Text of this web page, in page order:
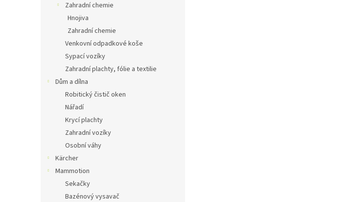
Zahradní chemie
Hnojiva
Zahradní chemie
Venkovní odpadkové koše
Sypací vozíky
Zahradní plachty, fólie a textilie
Dům a dílna
Robitický čistič oken
Nářadí
Krycí plachty
Zahradní vozíky
Osobní váhy
Kärcher
Mammotion
Sekačky
Bazénový vysavač